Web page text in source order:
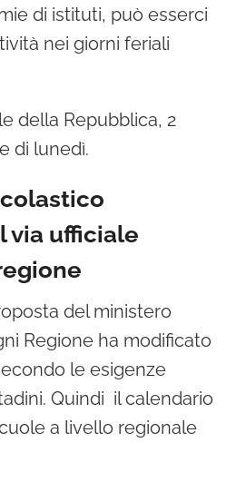
di istituti, può esserci
nei giorni feriali
della Repubblica, 2
di lunedì.
via ufficiale
del ministero
Regione ha modificato
le esigenze
Quindi il calendario
a livello regionale